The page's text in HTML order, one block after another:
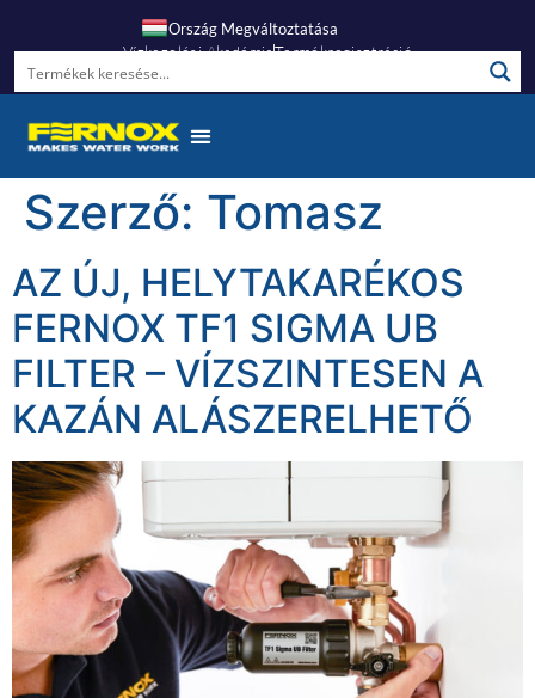
Ország Megváltoztatása
Vízkezelési AkadémiaTermékregisztráció
Szerző: Tomasz
AZ ÚJ, HELYTAKARÉKOS
FERNOX TF1 SIGMA UB
FILTER – VÍZSZINTESEN A
KAZÁN ALÁSZERELHETŐ